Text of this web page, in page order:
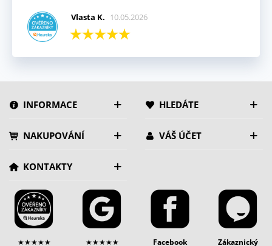
Vlasta K. 10.05.2026
INFORMACE HLEDÁTE
NAKUPOVÁNÍ VÁŠ ÚČET
KONTAKTY
★★★★★ ★★★★★ Facebook Zákaznický